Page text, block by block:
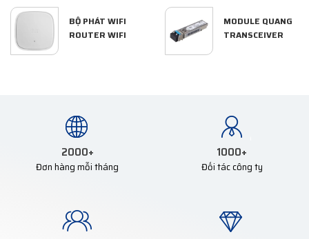
BỘ PHÁT WIFI
ROUTER WIFI
MODULE QUANG
TRANSCEIVER
2000+
Đơn hàng mỗi tháng
1000+
Đối tác công ty